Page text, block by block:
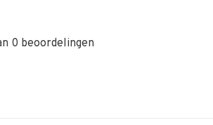
0 beoordelingen